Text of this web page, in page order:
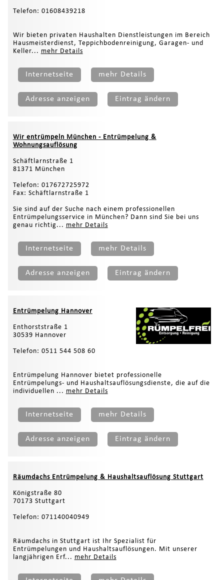
Telefon: 01608439218
Wir bieten privaten Haushalten Dienstleistungen im Bereich
Hausmeisterdienst, Teppichbodenreinigung, Garagen- und
Keller... mehr Details
Internetseite mehr Details
Adresse anzeigen Eintrag ändern
Wir entrümpeln München - Entrümpelung &
Wohnungsauflösung
Schäftlarnstraße 1
81371 München
Telefon: 017672725972
Fax: Schäftlarnstraße 1
Sie sind auf der Suche nach einem professionellen
Entrümpelungsservice in München? Dann sind Sie bei uns
genau richtig... mehr Details
Internetseite mehr Details
Adresse anzeigen Eintrag ändern
Entrümpelung Hannover
Enthorststraße 1
30539 Hannover
Telefon: 0511 544 508 60
Entrümpelung Hannover bietet professionelle
Entrümpelungs- und Haushaltsauflösungsdienste, die auf die
individuellen ... mehr Details
Internetseite mehr Details
Adresse anzeigen Eintrag ändern
Räumdachs Entrümpelung & Haushaltsauflösung Stuttgart
Königstraße 80
70173 Stuttgart
Telefon: 071140040949
Räumdachs in Stuttgart ist Ihr Spezialist für
Entrümpelungen und Haushaltsauflösungen. Mit unserer
langjährigen Erf... mehr Details